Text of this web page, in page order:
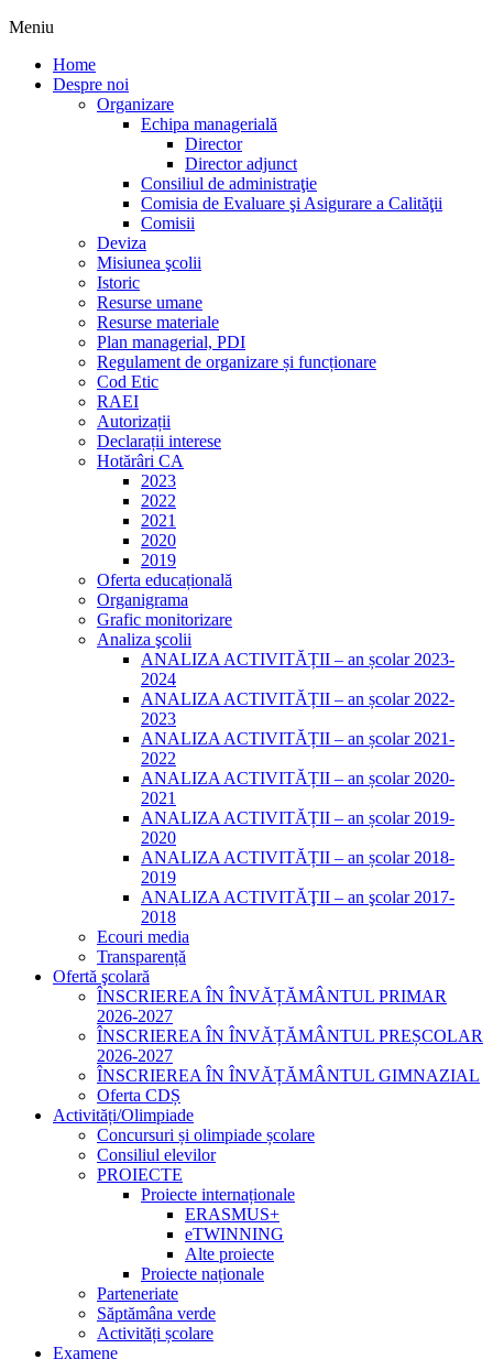
Meniu
Home
Despre noi
Organizare
Echipa managerială
Director
Director adjunct
Consiliul de administraţie
Comisia de Evaluare şi Asigurare a Calităţii
Comisii
Deviza
Misiunea şcolii
Istoric
Resurse umane
Resurse materiale
Plan managerial, PDI
Regulament de organizare și funcționare
Cod Etic
RAEI
Autorizații
Declarații interese
Hotărâri CA
2023
2022
2021
2020
2019
Oferta educațională
Organigrama
Grafic monitorizare
Analiza şcolii
ANALIZA ACTIVITĂȚII – an școlar 2023-
2024
ANALIZA ACTIVITĂȚII – an școlar 2022-
2023
ANALIZA ACTIVITĂȚII – an școlar 2021-
2022
ANALIZA ACTIVITĂȚII – an școlar 2020-
2021
ANALIZA ACTIVITĂȚII – an școlar 2019-
2020
ANALIZA ACTIVITĂȚII – an școlar 2018-
2019
ANALIZA ACTIVITĂŢII – an şcolar 2017-
2018
Ecouri media
Transparență
Ofertă şcolară
ÎNSCRIEREA ÎN ÎNVĂȚĂMÂNTUL PRIMAR
2026-2027
ÎNSCRIEREA ÎN ÎNVĂȚĂMÂNTUL PREȘCOLAR
2026-2027
ÎNSCRIEREA ÎN ÎNVĂȚĂMÂNTUL GIMNAZIAL
Oferta CDȘ
Activități/Olimpiade
Concursuri și olimpiade școlare
Consiliul elevilor
PROIECTE
Proiecte internaționale
ERASMUS+
eTWINNING
Alte proiecte
Proiecte naționale
Parteneriate
Săptămâna verde
Activități școlare
Examene